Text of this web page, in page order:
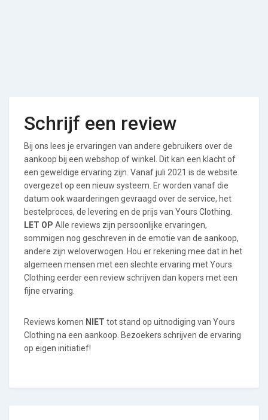
Schrijf een review
Bij ons lees je ervaringen van andere gebruikers over de
aankoop bij een webshop of winkel. Dit kan een klacht of
een geweldige ervaring zijn. Vanaf juli 2021 is de website
overgezet op een nieuw systeem. Er worden vanaf die
datum ook waarderingen gevraagd over de service, het
bestelproces, de levering en de prijs van Yours Clothing.
LET OP Alle reviews zijn persoonlijke ervaringen,
sommigen nog geschreven in de emotie van de aankoop,
andere zijn weloverwogen. Hou er rekening mee dat in het
algemeen mensen met een slechte ervaring met Yours
Clothing eerder een review schrijven dan kopers met een
fijne ervaring.
Reviews komen NIET tot stand op uitnodiging van Yours
Clothing na een aankoop. Bezoekers schrijven de ervaring
op eigen initiatief!